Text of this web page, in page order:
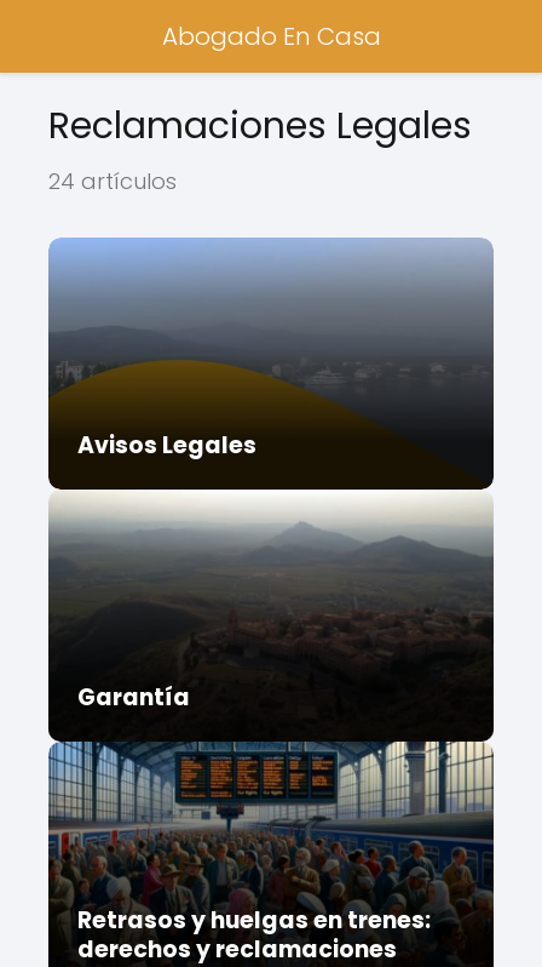
Abogado En Casa
Reclamaciones Legales
24 artículos
Avisos Legales
Garantía
Retrasos y huelgas en trenes:
derechos y reclamaciones